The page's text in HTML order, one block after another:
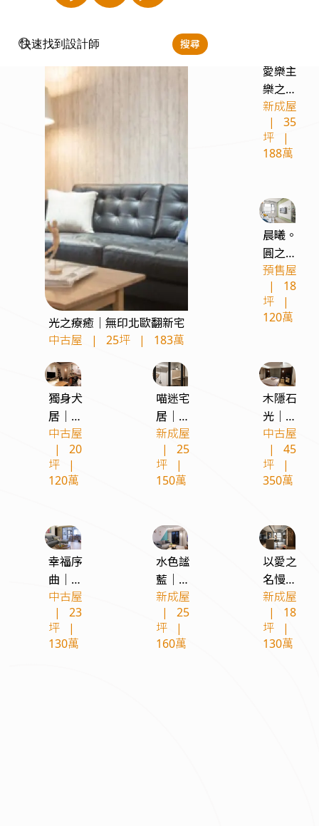
搜尋
中古屋 | 25坪 | 183萬
光之療癒｜無印北歐翻新宅
中古屋
| 25坪 | 183萬
愛樂主
樂之家
｜工業
混搭鄉
村宅
新成屋
|
35
坪
|
188萬
晨曦。
圓之舞
｜北歐
風現代
宅
預售屋
|
18
坪
|
120萬
獨身犬
居｜現
代工業
寵物宅
中古屋
|
20
坪
|
120萬
喵迷宅
居｜現
代工業
寵物宅
新成屋
|
25
坪
|
150萬
木隱石
光｜混
搭風翻
新案
中古屋
|
45
坪
|
350萬
幸福序
曲｜北
歐風舊
翻新
中古屋
|
23
坪
|
130萬
水色謐
藍｜北
歐現代
新古屋
新成屋
|
25
坪
|
160萬
以愛之
名慢活
謐居｜
現代風
寵物宅
新成屋
|
18
坪
|
130萬